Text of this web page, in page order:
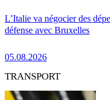
L’Italie va négocier des
défense avec Bruxelles
05.08.2026
TRANSPORT